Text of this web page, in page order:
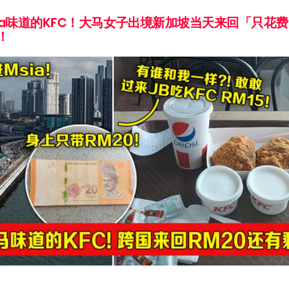
道的KFC！大马女子出境新加坡当天来回「只花费